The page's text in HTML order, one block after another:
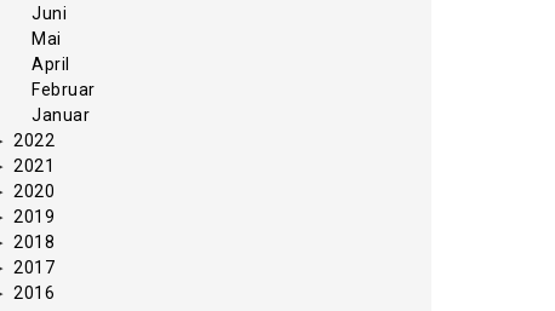
Juni
Mai
April
Februar
Januar
2022
2021
2020
2019
2018
2017
2016